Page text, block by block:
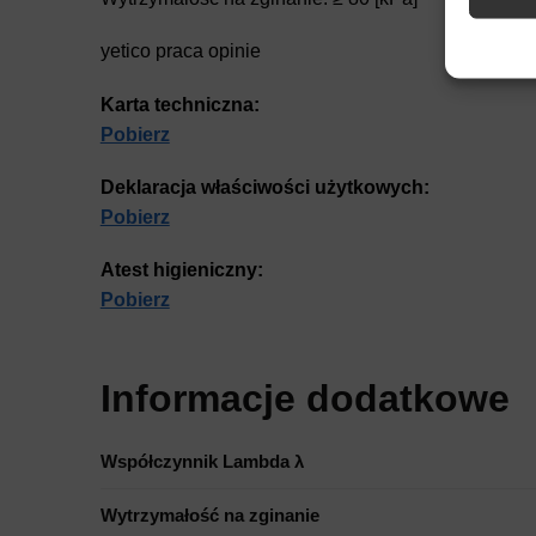
yetico praca opinie
Karta techniczna:
Pobierz
Deklaracja właściwości użytkowych:
Pobierz
Atest higieniczny:
Pobierz
Informacje dodatkowe
Współczynnik Lambda λ
Wytrzymałość na zginanie